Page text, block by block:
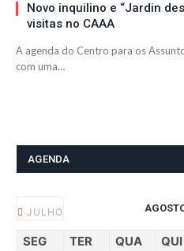
Novo inquilino e “Jardin
visitas no CAAA
A agenda do Centro para os
com uma…
AGENDA
JULHO
SEG TER QUA QUI